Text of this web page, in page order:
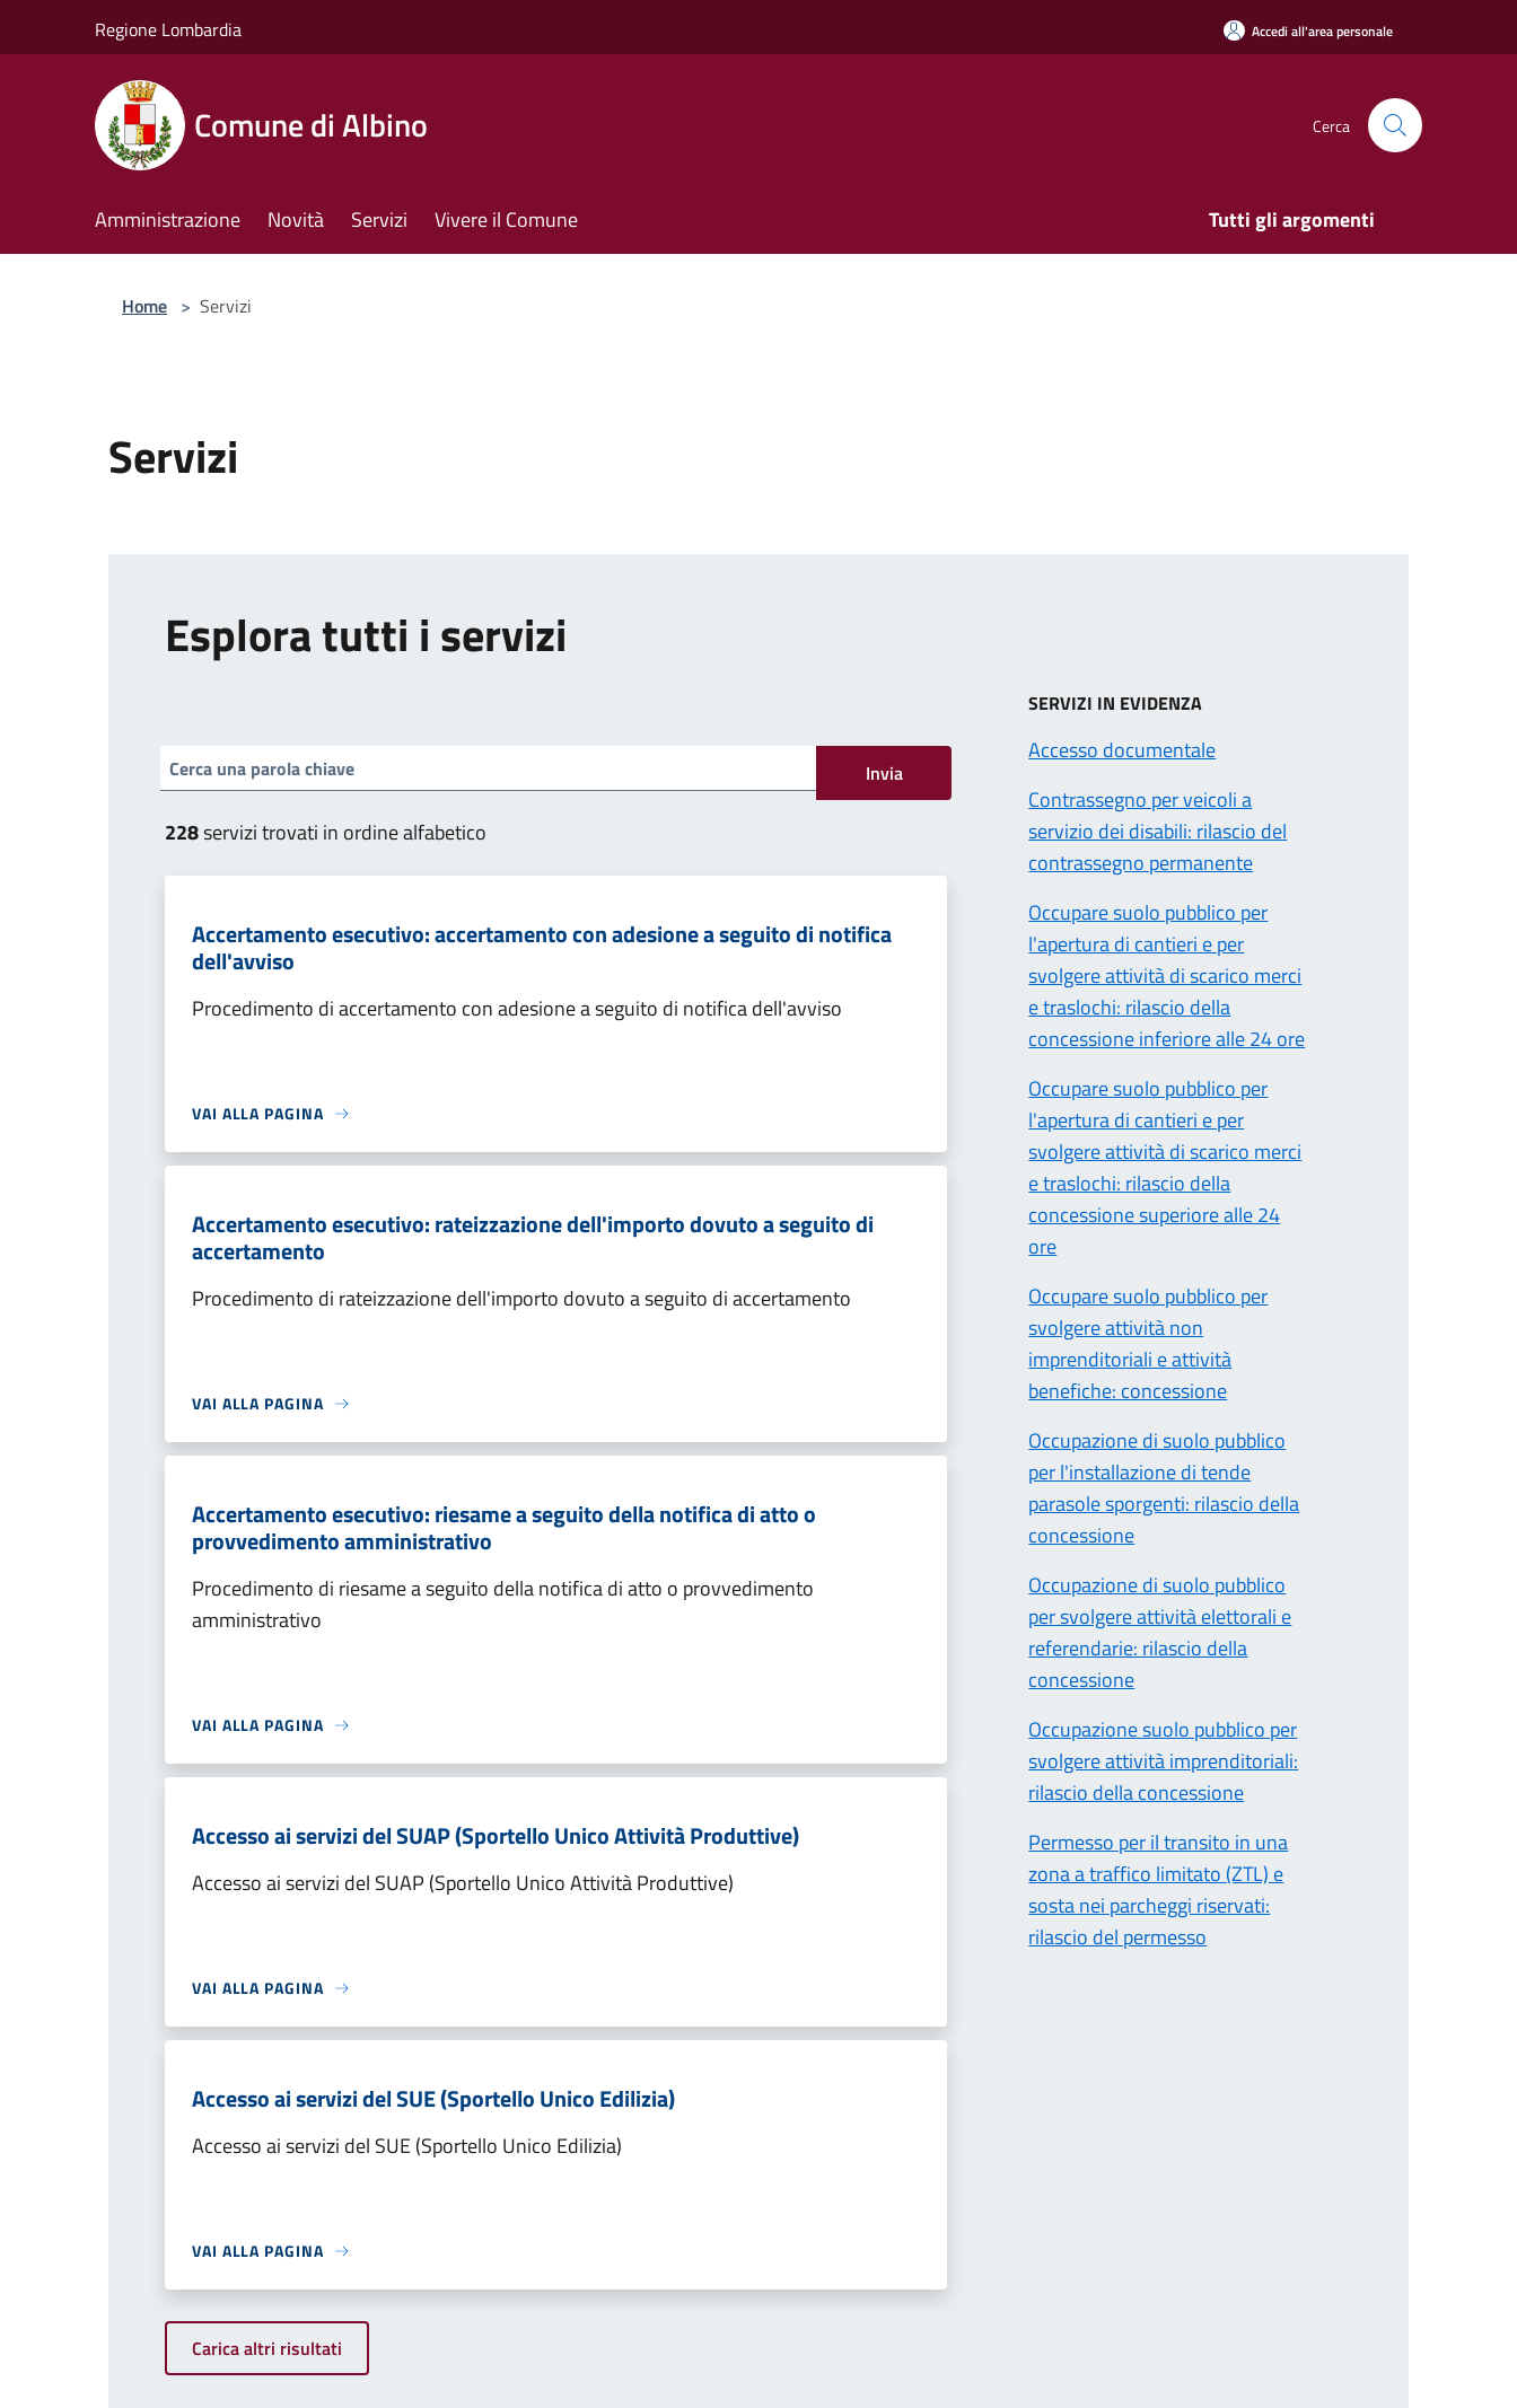
Regione Lombardia Accedi all'area personale
Comune di Albino Cerca
Amministrazione Novità Servizi Vivere il Comune Tutti gli argomenti
Home > Servizi
Servizi
Esplora tutti i servizi
Invia
228servizi trovati in ordine alfabetico
Accertamento esecutivo: accertamento con adesione a seguito di notifica
dell'avviso
Procedimento di accertamento con adesione a seguito di notifica dell'avviso
VAI ALLA PAGINA
Accertamento esecutivo: rateizzazione dell'importo dovuto a seguito di
accertamento
Procedimento di rateizzazione dell'importo dovuto a seguito di accertamento
VAI ALLA PAGINA
Accertamento esecutivo: riesame a seguito della notifica di atto o
provvedimento amministrativo
Procedimento di riesame a seguito della notifica di atto o provvedimento
amministrativo
VAI ALLA PAGINA
Accesso ai servizi del SUAP (Sportello Unico Attività Produttive)
Accesso ai servizi del SUAP (Sportello Unico Attività Produttive)
VAI ALLA PAGINA
Accesso ai servizi del SUE (Sportello Unico Edilizia)
Accesso ai servizi del SUE (Sportello Unico Edilizia)
VAI ALLA PAGINA
Carica altri risultati
SERVIZI IN EVIDENZA
Accesso documentale
Contrassegno per veicoli a
servizio dei disabili: rilascio del
contrassegno permanente
Occupare suolo pubblico per
l'apertura di cantieri e per
svolgere attività di scarico merci
e traslochi: rilascio della
concessione inferiore alle 24 ore
Occupare suolo pubblico per
l'apertura di cantieri e per
svolgere attività di scarico merci
e traslochi: rilascio della
concessione superiore alle 24
ore
Occupare suolo pubblico per
svolgere attività non
imprenditoriali e attività
benefiche: concessione
Occupazione di suolo pubblico
per l'installazione di tende
parasole sporgenti: rilascio della
concessione
Occupazione di suolo pubblico
per svolgere attività elettorali e
referendarie: rilascio della
concessione
Occupazione suolo pubblico per
svolgere attività imprenditoriali:
rilascio della concessione
Permesso per il transito in una
zona a traffico limitato (ZTL) e
sosta nei parcheggi riservati:
rilascio del permesso